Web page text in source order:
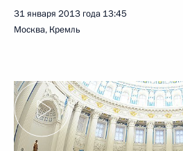
31 января 2013 года 13:45
Москва, Кремль